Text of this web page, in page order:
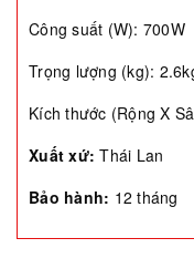
Công suất (W): 700W
Trọng lượng (kg):
Kích thước (Rộng X
Xuất xứ:Thái Lan
Bảo hành: 12 tháng